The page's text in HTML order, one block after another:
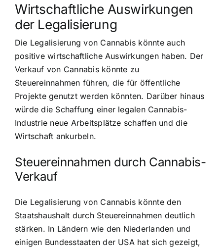
Wirtschaftliche Auswirkungen
der Legalisierung
Die Legalisierung von Cannabis könnte auch
positive wirtschaftliche Auswirkungen haben. Der
Verkauf von Cannabis könnte zu
Steuereinnahmen führen, die für öffentliche
Projekte genutzt werden könnten. Darüber hinaus
würde die Schaffung einer legalen Cannabis-
Industrie neue Arbeitsplätze schaffen und die
Wirtschaft ankurbeln.
Steuereinnahmen durch Cannabis-
Verkauf
Die Legalisierung von Cannabis könnte den
Staatshaushalt durch Steuereinnahmen deutlich
stärken. In Ländern wie den Niederlanden und
einigen Bundesstaaten der USA hat sich gezeigt,